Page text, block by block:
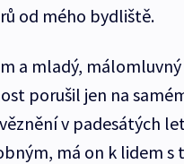
od mého bydliště.
a mladý,
porušil jen na
v padesátých
má on k lidem